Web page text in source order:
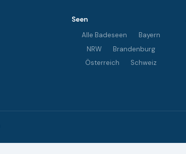
Seen
Alle Badeseen
Bayern
NRW
Brandenburg
Österreich
Schweiz